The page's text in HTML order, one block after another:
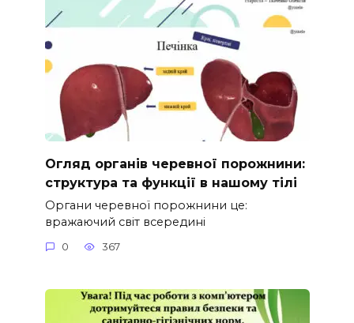
Огляд органів черевної порожнини:
структура та функції в нашому тілі
Органи черевної порожнини це:
вражаючий світ всередині
0 367